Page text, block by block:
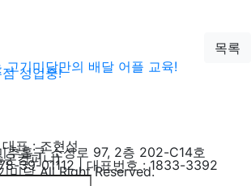
목록
고기미담만의 배달 어플 교육!
성업중!
표 : 조현성
추홀구 소성로 97, 2층 202-C14호
온컴퍼니)
39-01112 | 대표번호 : 1833-3392
미담 All Right Reserved.